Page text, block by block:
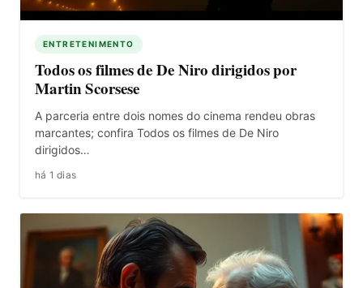
ENTRETENIMENTO
Todos os filmes de De Niro dirigidos por
Martin Scorsese
A parceria entre dois nomes do cinema rendeu obras
marcantes; confira Todos os filmes de De Niro
dirigidos…
há 1 dias